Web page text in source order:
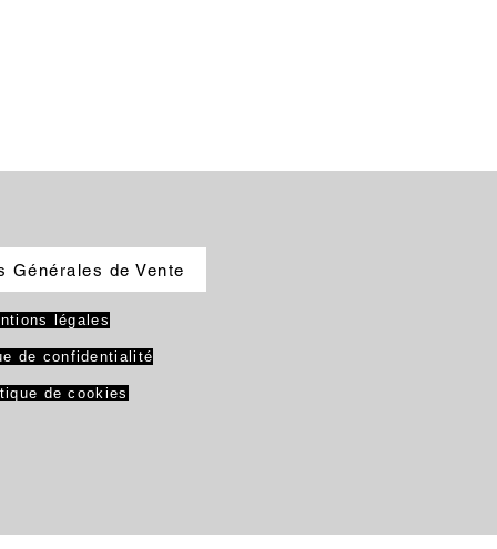
Générales de Vente
légales
de confidentialité
de cookies